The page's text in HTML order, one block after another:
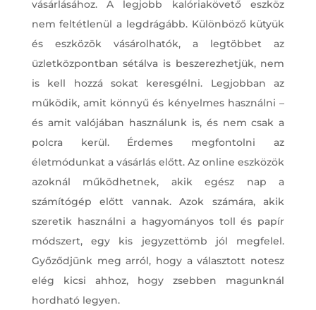
vásárlásához. A legjobb kalóriakövető eszköz
nem feltétlenül a legdrágább. Különböző kütyük
és eszközök vásárolhatók, a legtöbbet az
üzletközpontban sétálva is beszerezhetjük, nem
is kell hozzá sokat keresgélni. Legjobban az
működik, amit könnyű és kényelmes használni –
és amit valójában használunk is, és nem csak a
polcra kerül. Érdemes megfontolni az
életmódunkat a vásárlás előtt. Az online eszközök
azoknál működhetnek, akik egész nap a
számítógép előtt vannak. Azok számára, akik
szeretik használni a hagyományos toll és papír
módszert, egy kis jegyzettömb jól megfelel.
Győződjünk meg arról, hogy a választott notesz
elég kicsi ahhoz, hogy zsebben magunknál
hordható legyen.